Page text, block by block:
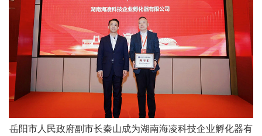
岳阳市人民政府副市长秦山成为湖南海凌科技企业孵化器有